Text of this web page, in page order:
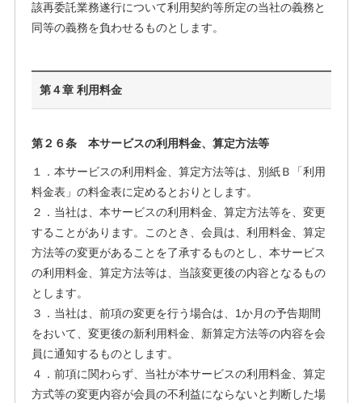
該再委託業務遂行について利用契約等所定の当社の義務と
同等の義務を負わせるものとします。
第４章 利用料金
第２６条 本サービスの利用料金、算定方法等
１．本サービスの利用料金、算定方法等は、別紙Ｂ「利用
料金表」の料金表に定めるとおりとします。
２．当社は、本サービスの利用料金、算定方法等を、変更
することがあります。このとき、会員は、利用料金、算定
方法等の変更があることを了承するものとし、本サービス
の利用料金、算定方法等は、当該変更後の内容となるもの
とします。
３．当社は、前項の変更を行う場合は、1か月の予告期間
をおいて、変更後の新利用料金、新算定方法等の内容を会
員に通知するものとします。
４．前項に関わらず、当社が本サービスの利用料金、算定
方式等の変更内容が会員の不利益にならないと判断した場